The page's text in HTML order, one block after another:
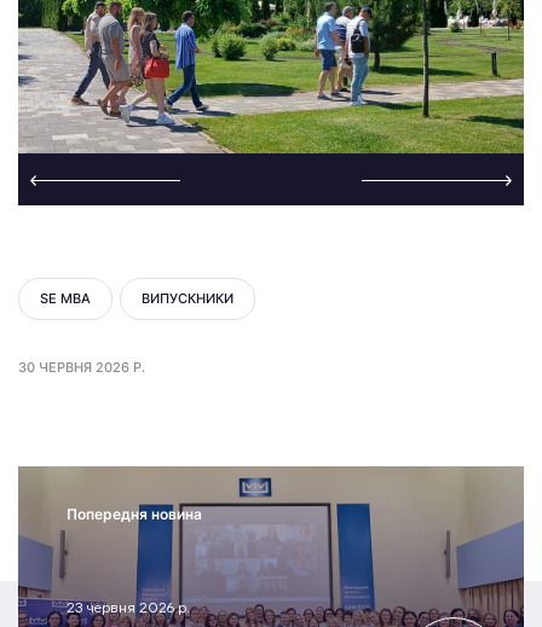
SE MBA ВИПУСКНИКИ
30 ЧЕРВНЯ 2026 Р.
Попередня новина
23 червня 2026 р.